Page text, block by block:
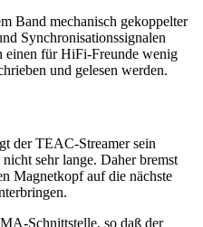
Band mechanisch gekoppelter
Synchronisationssignalen
einen für HiFi-Freunde wenig
und gelesen werden.
der TEAC-Streamer sein
sehr lange. Daher bremst
Magnetkopf auf die nächste
Schnittstelle, so daß der